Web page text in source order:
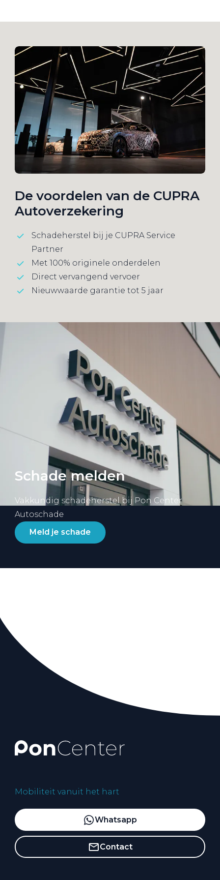
De voordelen van de CUPRA
Autoverzekering
Schadeherstel bij je CUPRA Service
Partner
Met 100% originele onderdelen
Direct vervangend vervoer
Nieuwwaarde garantie tot 5 jaar
Schade melden
Vakkundig schadeherstel bij Pon Center
Autoschade
Meld je schade
Mobiliteit vanuit het hart
Whatsapp
Contact